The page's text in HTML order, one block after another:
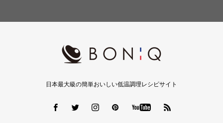
日本最大級の簡単おいしい低温調理レシピサイト